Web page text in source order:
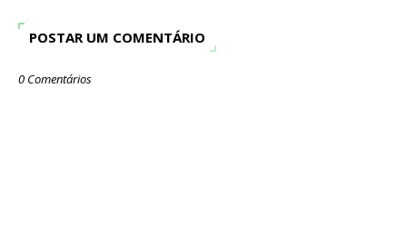
POSTAR UM COMENTÁRIO
0 Comentários